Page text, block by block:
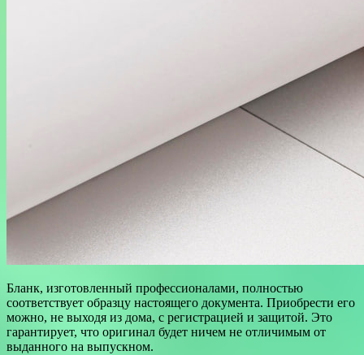
Бланк, изготовленный профессионалами, полностью
соответствует образцу настоящего документа. Приобрести его
можно, не выходя из дома, с регистрацией и защитой. Это
гарантирует, что оригинал будет ничем не отличимым от
выданного на выпускном.